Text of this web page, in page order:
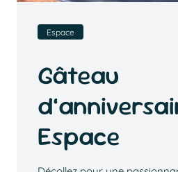
Espace
Gâteau
Espace